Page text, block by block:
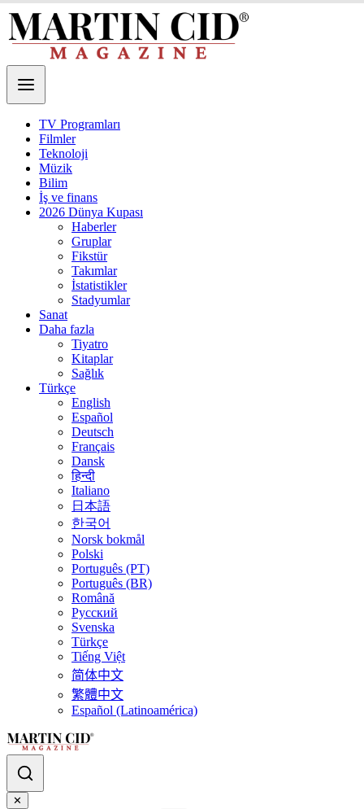
TV Programları
Filmler
Teknoloji
Müzik
Bilim
İş ve finans
2026 Dünya Kupası
Haberler
Gruplar
Fikstür
Takımlar
İstatistikler
Stadyumlar
Sanat
Daha fazla
Tiyatro
Kitaplar
Sağlık
Türkçe
English
Español
Deutsch
Français
Dansk
हिन्दी
Italiano
日本語
한국어
Norsk bokmål
Polski
Português (PT)
Português (BR)
Română
Русский
Svenska
Türkçe
Tiếng Việt
简体中文
繁體中文
Español (Latinoamérica)
✕